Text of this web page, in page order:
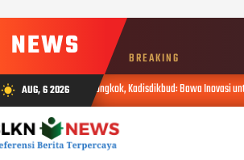
NEWS BREAKING
wb_sunny AUG, 6 2026
Tiongkok, Kadisdikbud: Bawa Inovasi untuk Pendidikan